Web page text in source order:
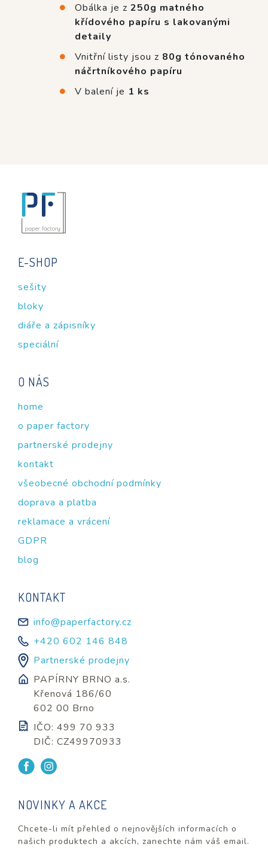
Obálka je z 250g matného
křídového papíru s lakovanými
detaily
Vnitřní listy jsou z 80g tónovaného
náčrtníkového papíru
V balení je 1 ks
E-SHOP
sešity
bloky
diáře a zápisníky
speciální
O NÁS
home
o paper factory
partnerské prodejny
kontakt
všeobecné obchodní podmínky
doprava a platba
reklamace a vrácení
GDPR
blog
KONTAKT
info@paperfactory.cz
+420 602 146 848
Partnerské prodejny
PAPÍRNY BRNO a.s.
Křenová 186/60
602 00 Brno
IČO: 499 70 933
DIČ: CZ49970933
NOVINKY A AKCE
Chcete-li mít přehled o nejnovějších informacích o
našich produktech a akcích, zanechte nám váš email.